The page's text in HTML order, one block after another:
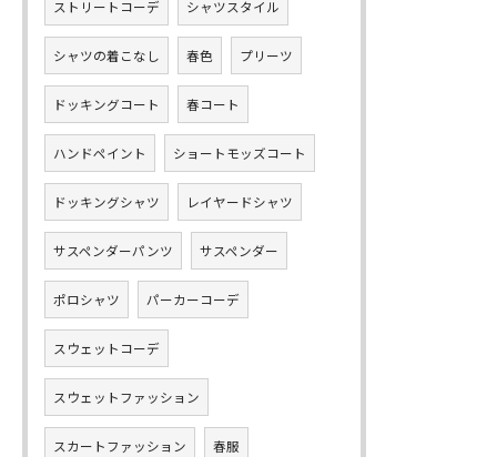
ストリートコーデ シャツスタイル
シャツの着こなし 春色 プリーツ
ドッキングコート 春コート
ハンドペイント ショートモッズコート
ドッキングシャツ レイヤードシャツ
サスペンダーパンツ サスペンダー
ポロシャツ パーカーコーデ
スウェットコーデ
スウェットファッション
スカートファッション 春服